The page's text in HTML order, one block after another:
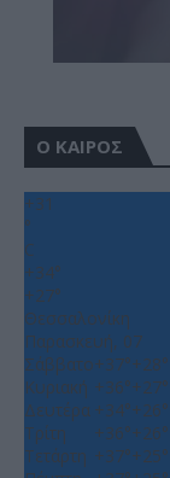
Ο ΚΑΙΡΟΣ
+31
°
C
+34°
+27°
Θεσσαλονίκη
Παρασκευή, 07
Σάββατο+37°+28°
Κυριακή +36°+27°
Δευτέρα +34°+26°
Τρίτη
+36°+26°
Τετάρτη +37°+25°